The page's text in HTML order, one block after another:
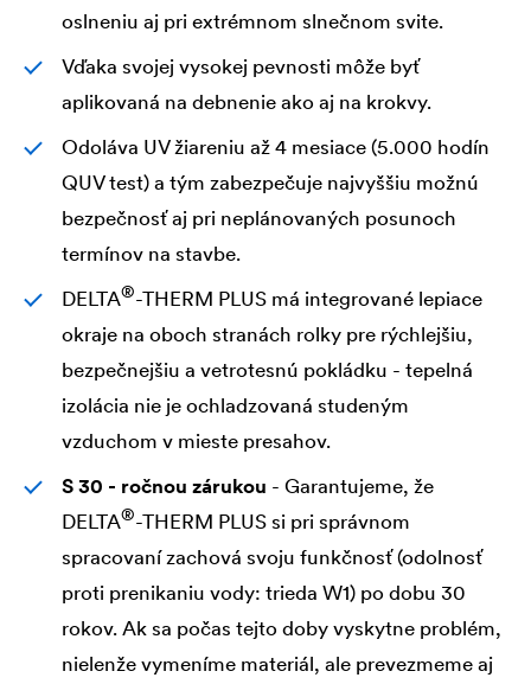
oslneniu aj pri extrémnom slnečnom svite.
Vďaka svojej vysokej pevnosti môže byť
aplikovaná na debnenie ako aj na krokvy.
Odoláva UV žiareniu až 4 mesiace (5.000 hodín
QUV test) a tým zabezpečuje najvyššiu možnú
bezpečnosť aj pri neplánovaných posunoch
termínov na stavbe.
DELTA®-THERM PLUS má integrované lepiace
okraje na oboch stranách rolky pre rýchlejšiu,
bezpečnejšiu a vetrotesnú pokládku - tepelná
izolácia nie je ochladzovaná studeným
vzduchom v mieste presahov.
S 30 - ročnou zárukou - Garantujeme, že
DELTA®-THERM PLUS si pri správnom
spracovaní zachová svoju funkčnosť (odolnosť
proti prenikaniu vody: trieda W1) po dobu 30
rokov. Ak sa počas tejto doby vyskytne problém,
nielenže vymeníme materiál, ale prevezmeme aj